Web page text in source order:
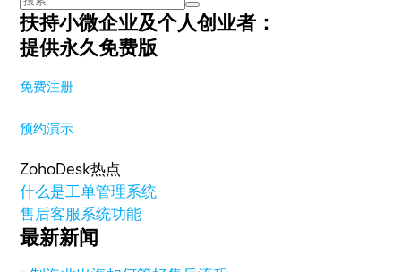
扶持小微企业及个人创业者：
提供永久免费版
免费注册
预约演示
ZohoDesk热点
什么是工单管理系统
售后客服系统功能
最新新闻